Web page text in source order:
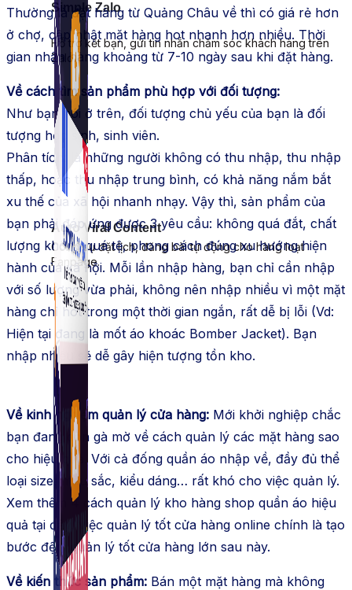
Auto Viral Content
Công cụ đặt lịch, đăng bài tự động cho hàng loạt
Fanpage.
Simple Zalo
Hỗ trợ kết bạn, gửi tin nhắn chăm sóc khách hàng trên
Zalo.
Thường là đặt hàng từ Quảng Châu về thì có giá rẻ hơn
ở chợ, cập nhật mặt hàng hot nhanh hơn nhiều. Thời
gian nhận hàng khoảng từ 7-10 ngày sau khi đặt hàng.
Về cách tìm sản phẩm phù hợp với đối tượng:
Như bạn nói ở trên, đối tượng chủ yếu của bạn là đối
tượng học sinh, sinh viên.
Phân tích: là những người không có thu nhập, thu nhập
thấp, hoặc thu nhập trung bình, có khả năng nắm bắt
xu thế của xã hội nhanh nhạy. Vậy thì, sản phẩm của
bạn phải đáp ứng được 3 yêu cầu: không quá đắt, chất
lượng không quá tệ, phong cách đúng xu hướng hiện
hành của xã hội. Mỗi lần nhập hàng, bạn chỉ cần nhập
với số lượng vừa phải, không nên nhập nhiều vì một mặt
hàng chỉ hot trong một thời gian ngắn, rất dễ bị lỗi (Vd:
Hiện tại đang là mốt áo khoác Bomber Jacket). Bạn
nhập nhiều sẽ dễ gây hiện tượng tồn kho.
Về kinh nghiệm quản lý cửa hàng: Mới khởi nghiệp chắc
bạn đang còn gà mờ về cách quản lý các mặt hàng sao
cho hiệu quả. Với cả đống quần áo nhập về, đầy đủ thể
loại size, màu sắc, kiểu dáng… rất khó cho việc quản lý.
Xem thêm 4 cách quản lý kho hàng shop quần áo hiệu
quả tại đây. Việc quản lý tốt cửa hàng online chính là tạo
bước đệm quản lý tốt cửa hàng lớn sau này.
Về kiến thức sản phẩm: Bán một mặt hàng mà không